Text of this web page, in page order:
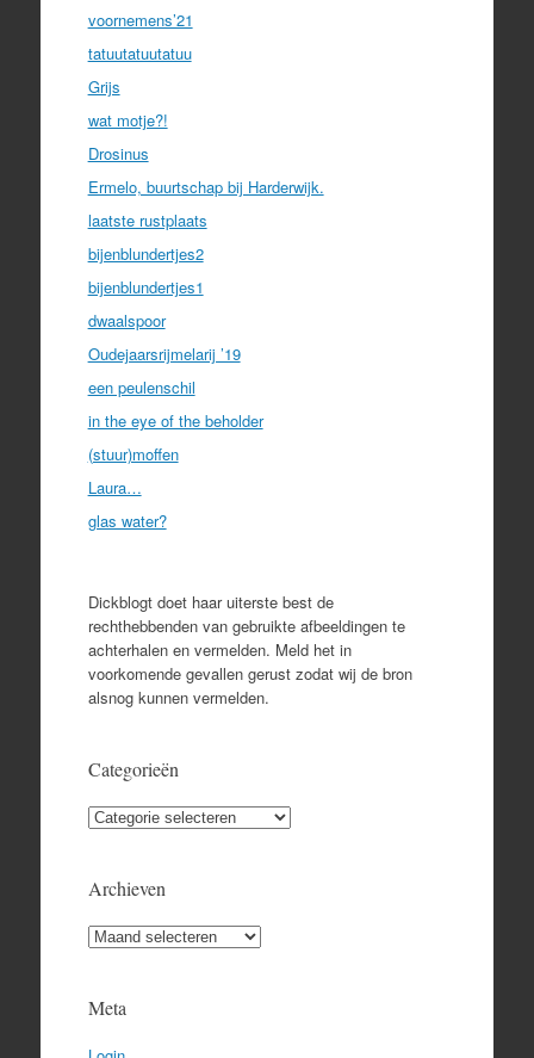
voornemens’21
tatuutatuutatuu
Grijs
wat motje?!
Drosinus
Ermelo, buurtschap bij Harderwijk.
laatste rustplaats
bijenblundertjes2
bijenblundertjes1
dwaalspoor
Oudejaarsrijmelarij ’19
een peulenschil
in the eye of the beholder
(stuur)moffen
Laura…
glas water?
Dickblogt doet haar uiterste best de
rechthebbenden van gebruikte afbeeldingen te
achterhalen en vermelden. Meld het in
voorkomende gevallen gerust zodat wij de bron
alsnog kunnen vermelden.
Categorieën
Categorieën
Archieven
Archieven
Meta